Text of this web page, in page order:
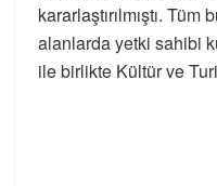
kararlaştırılmıştı.
alanlarda yetki sahibi
ile birlikte Kültür ve